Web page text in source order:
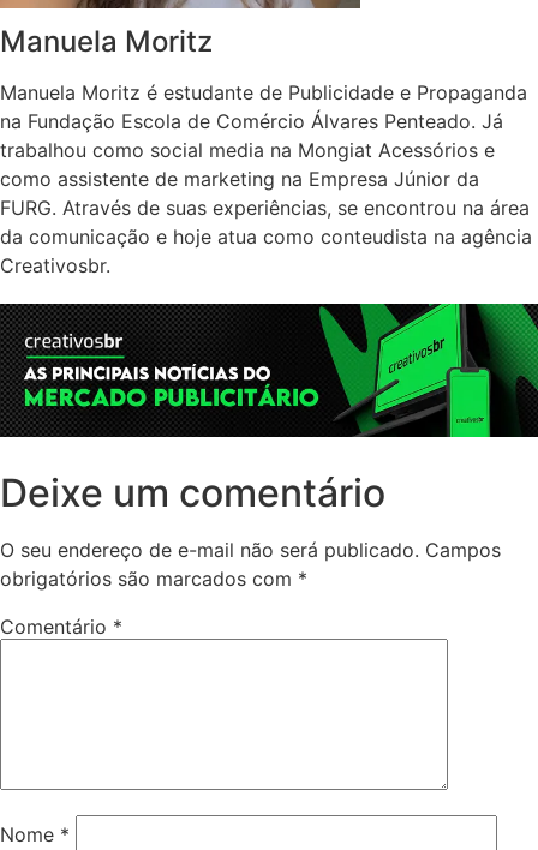
Manuela Moritz
Manuela Moritz é estudante de Publicidade e Propaganda
na Fundação Escola de Comércio Álvares Penteado. Já
trabalhou como social media na Mongiat Acessórios e
como assistente de marketing na Empresa Júnior da
FURG. Através de suas experiências, se encontrou na área
da comunicação e hoje atua como conteudista na agência
Creativosbr.
Deixe um comentário
O seu endereço de e-mail não será publicado. Campos
obrigatórios são marcados com *
Comentário *
Nome *